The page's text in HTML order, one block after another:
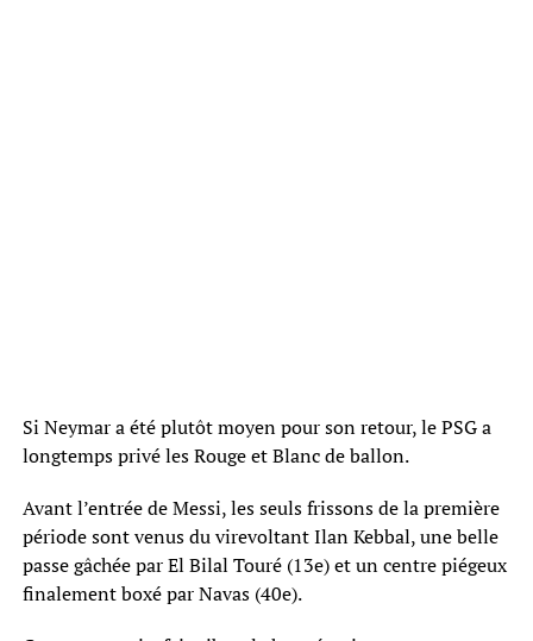
Si Neymar a été plutôt moyen pour son retour, le PSG a
longtemps privé les Rouge et Blanc de ballon.
Avant l’entrée de Messi, les seuls frissons de la première
période sont venus du virevoltant Ilan Kebbal, une belle
passe gâchée par El Bilal Touré (13e) et un centre piégeux
finalement boxé par Navas (40e).